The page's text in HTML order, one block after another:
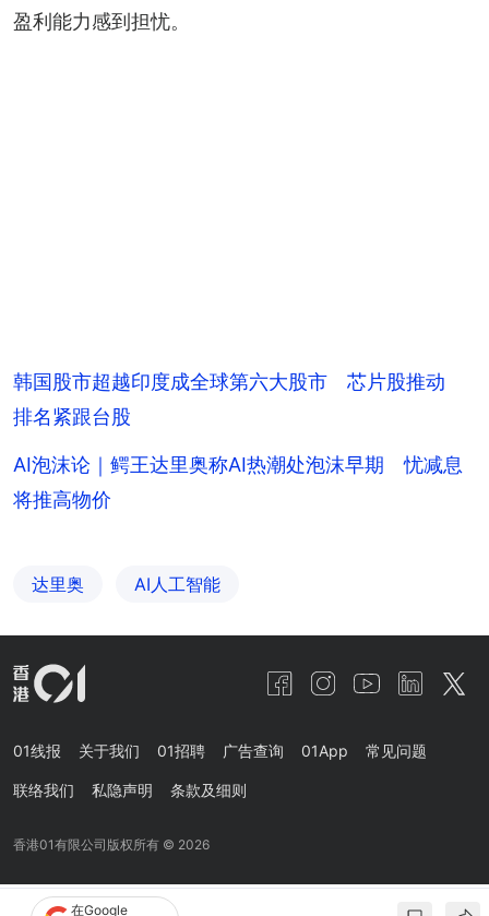
盈利能力感到担忧。
韩国股市超越印度成全球第六大股市 芯片股推动
排名紧跟台股
AI泡沫论｜鳄王达里奥称AI热潮处泡沫早期 忧减息
将推高物价
达里奥 AI人工智能
在Google
01线报 关于我们 01招聘 广告查询 01App 常见问题
联络我们 私隐声明 条款及细则
香港01有限公司版权所有 © 2026